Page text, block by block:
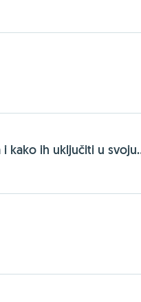
kako ih uključiti u